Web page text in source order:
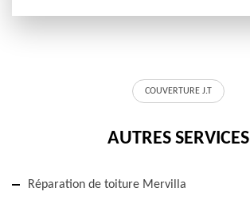
COUVERTURE J.T
AUTRES SERVICES
Réparation de toiture Mervilla